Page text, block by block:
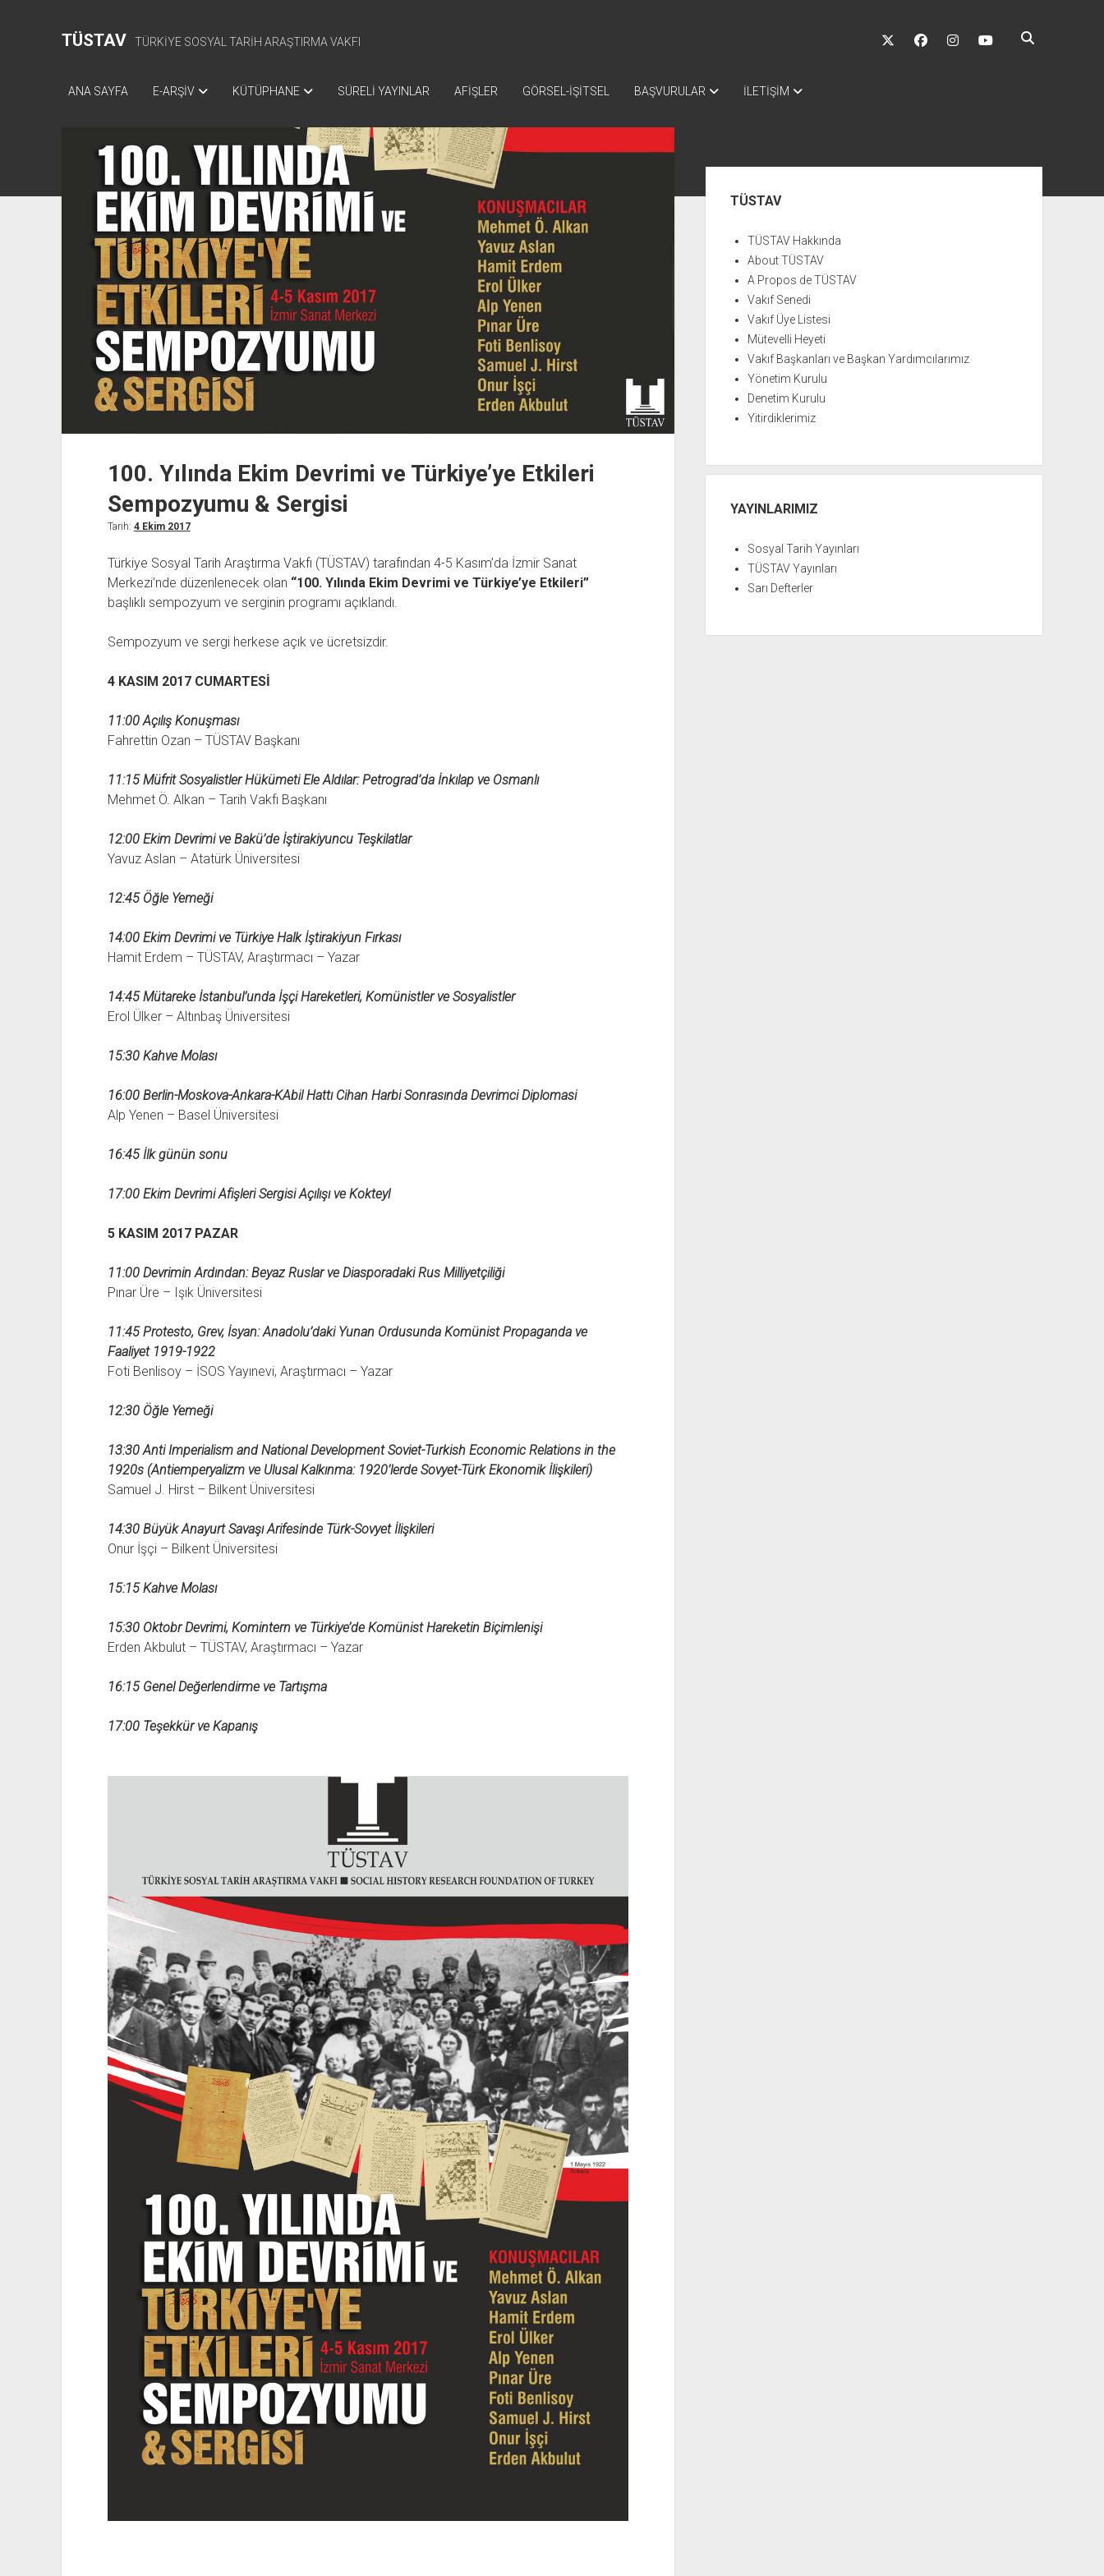
TÜSTAV TÜRKİYE SOSYAL TARİH ARAŞTIRMA VAKFI
twitter facebookinstagramyoutube
ANA SAYFA E-ARŞİV KÜTÜPHANE SÜRELİ YAYINLAR AFİŞLER GÖRSEL-İŞİTSEL BAŞVURULAR İLETİŞİM
100. Yılında Ekim Devrimi ve Türkiye’ye Etkileri
Sempozyumu & Sergisi
Tarih: 4 Ekim 2017
Türkiye Sosyal Tarih Araştırma Vakfı (TÜSTAV) tarafından 4-5 Kasım’da İzmir Sanat
Merkezi’nde düzenlenecek olan “100. Yılında Ekim Devrimi ve Türkiye’ye Etkileri”
başlıklı sempozyum ve serginin programı açıklandı.
Sempozyum ve sergi herkese açık ve ücretsizdir.
4 KASIM 2017 CUMARTESİ
11:00 Açılış Konuşması
Fahrettin Ozan – TÜSTAV Başkanı
11:15 Müfrit Sosyalistler Hükümeti Ele Aldılar: Petrograd’da İnkılap ve Osmanlı
Mehmet Ö. Alkan – Tarih Vakfı Başkanı
12:00 Ekim Devrimi ve Bakü’de İştirakiyuncu Teşkilatlar
Yavuz Aslan – Atatürk Üniversitesi
12:45 Öğle Yemeği
14:00 Ekim Devrimi ve Türkiye Halk İştirakiyun Fırkası
Hamit Erdem – TÜSTAV, Araştırmacı – Yazar
14:45Mütareke İstanbul’unda İşçi Hareketleri, Komünistler ve Sosyalistler
Erol Ülker – Altınbaş Üniversitesi
15:30 Kahve Molası
16:00 Berlin-Moskova-Ankara-KAbil Hattı Cihan Harbi Sonrasında Devrimci Diplomasi
Alp Yenen – Basel Üniversitesi
16:45 İlk günün sonu
17:00 Ekim Devrimi Afişleri Sergisi Açılışı ve Kokteyl
5 KASIM 2017 PAZAR
11:00 Devrimin Ardından: Beyaz Ruslar ve Diasporadaki Rus Milliyetçiliği
Pınar Üre – Işık Üniversitesi
11:45 Protesto, Grev, İsyan: Anadolu’daki Yunan Ordusunda Komünist Propaganda ve
Faaliyet 1919-1922
Foti Benlisoy – İSOS Yayınevi, Araştırmacı – Yazar
12:30 Öğle Yemeği
13:30 Anti Imperialism and National Development Soviet-Turkish Economic Relations in the
1920s (Antiemperyalizm ve Ulusal Kalkınma: 1920’lerde Sovyet-Türk Ekonomik İlişkileri)
Samuel J. Hirst – Bilkent Üniversitesi
14:30 Büyük Anayurt Savaşı Arifesinde Türk-Sovyet İlişkileri
Onur İşçi – Bilkent Üniversitesi
15:15 Kahve Molası
15:30 Oktobr Devrimi, Komintern ve Türkiye’de Komünist Hareketin Biçimlenişi
Erden Akbulut – TÜSTAV, Araştırmacı – Yazar
16:15 Genel Değerlendirme ve Tartışma
17:00 Teşekkür ve Kapanış
MenüTÜSTAV
TÜSTAV Hakkında
About TÜSTAV
A Propos de TÜSTAV
Vakıf Senedi
Vakıf Üye Listesi
Mütevelli Heyeti
Vakıf Başkanları ve Başkan Yardımcılarımız
Yönetim Kurulu
Denetim Kurulu
Yitirdiklerimiz
YAYINLARIMIZ
Sosyal Tarih Yayınları
TÜSTAV Yayınları
Sarı Defterler